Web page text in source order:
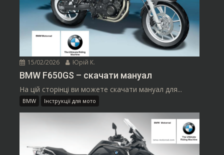
15/02/2026 Юрій К.
BMW F650GS – скачати мануал
На цій сторінці ви можете скачати мануал для...
BMW Інструкції для мото